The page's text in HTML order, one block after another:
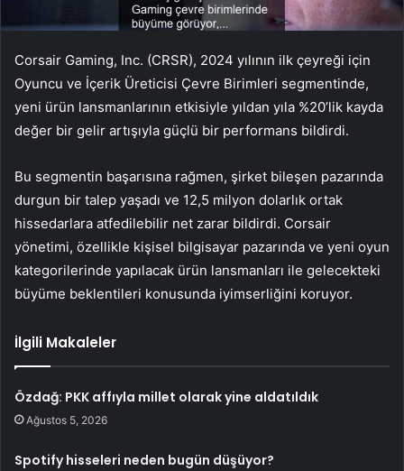
Corsair Gaming, Inc. (CRSR), 2024 yılının ilk çeyreği için
Oyuncu ve İçerik Üreticisi Çevre Birimleri segmentinde,
yeni ürün lansmanlarının etkisiyle yıldan yıla %20’lik kayda
değer bir gelir artışıyla güçlü bir performans bildirdi.
Bu segmentin başarısına rağmen, şirket bileşen pazarında
durgun bir talep yaşadı ve 12,5 milyon dolarlık ortak
hissedarlara atfedilebilir net zarar bildirdi. Corsair
yönetimi, özellikle kişisel bilgisayar pazarında ve yeni oyun
kategorilerinde yapılacak ürün lansmanları ile gelecekteki
büyüme beklentileri konusunda iyimserliğini koruyor.
İlgili Makaleler
Özdağ: PKK affıyla millet olarak yine aldatıldık
Ağustos 5, 2026
Spotify hisseleri neden bugün düşüyor?